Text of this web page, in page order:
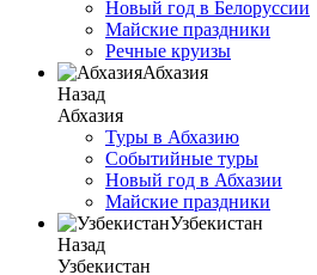
Новый год в Белоруссии
Майские праздники
Речные круизы
Абхазия
Назад
Абхазия
Туры в Абхазию
Событийные туры
Новый год в Абхазии
Майские праздники
Узбекистан
Назад
Узбекистан